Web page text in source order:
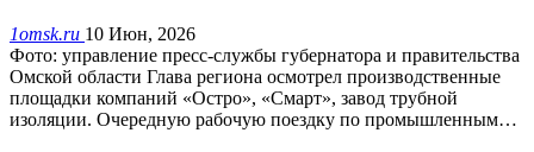
1omsk.ru 10 Июн, 2026
Фото: управление пресс-службы губернатора и правительства
Омской области Глава региона осмотрел производственные
площадки компаний «Остро», «Смарт», завод трубной
изоляции. Очередную рабочую поездку по промышленным…